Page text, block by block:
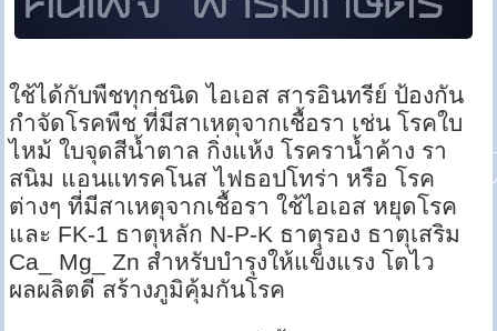
ใช้ได้กับพืชทุกชนิด ไอเอส สารอินทรีย์ ป้องกัน
กำจัดโรคพืช ที่มีสาเหตุจากเชื้อรา เช่น โรคใบ
ไหม้ ใบจุดสีน้ำตาล กิ่งแห้ง โรคราน้ำค้าง รา
สนิม แอนแทรคโนส ไฟธอปโทร่า หรือ โรค
ต่างๆ ที่มีสาเหตุจากเชื้อรา ใช้ไอเอส หยุดโรค
และ FK-1 ธาตุหลัก N-P-K ธาตุรอง ธาตุเสริม
Ca_ Mg_ Zn สำหรับบำรุงให้แข็งแรง โตไว
ผลผลิตดี สร้างภูมิคุ้มกันโรค